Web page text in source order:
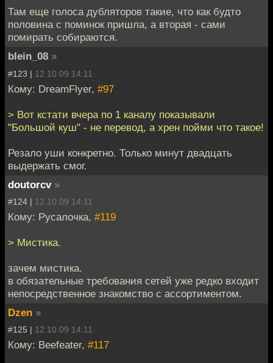
Там еще голоса дубляторов такие, что как будто
половина с поминок пришла, а вторая - сами
помирать собираются.
blein_08 »
#123 | 12.10.09 14:11
Кому: DreamFlyer, #97
> Вот кстати вчера по 1 каналу показывали
"Большой куш" - не перевод, а хрен пойми что такое!
Резало уши конкретно. Только минут двадцать
выдержать смог.
doutorcv »
#124 | 12.10.09 14:11
Кому: Русалочка, #119
> Мистика.
зачем мистика.
в обязательные требования сетей уже редко входит
непосредственное знакомство с ассортиментом.
Dzen »
#125 | 12.10.09 14:11
Кому: Beefeater, #117